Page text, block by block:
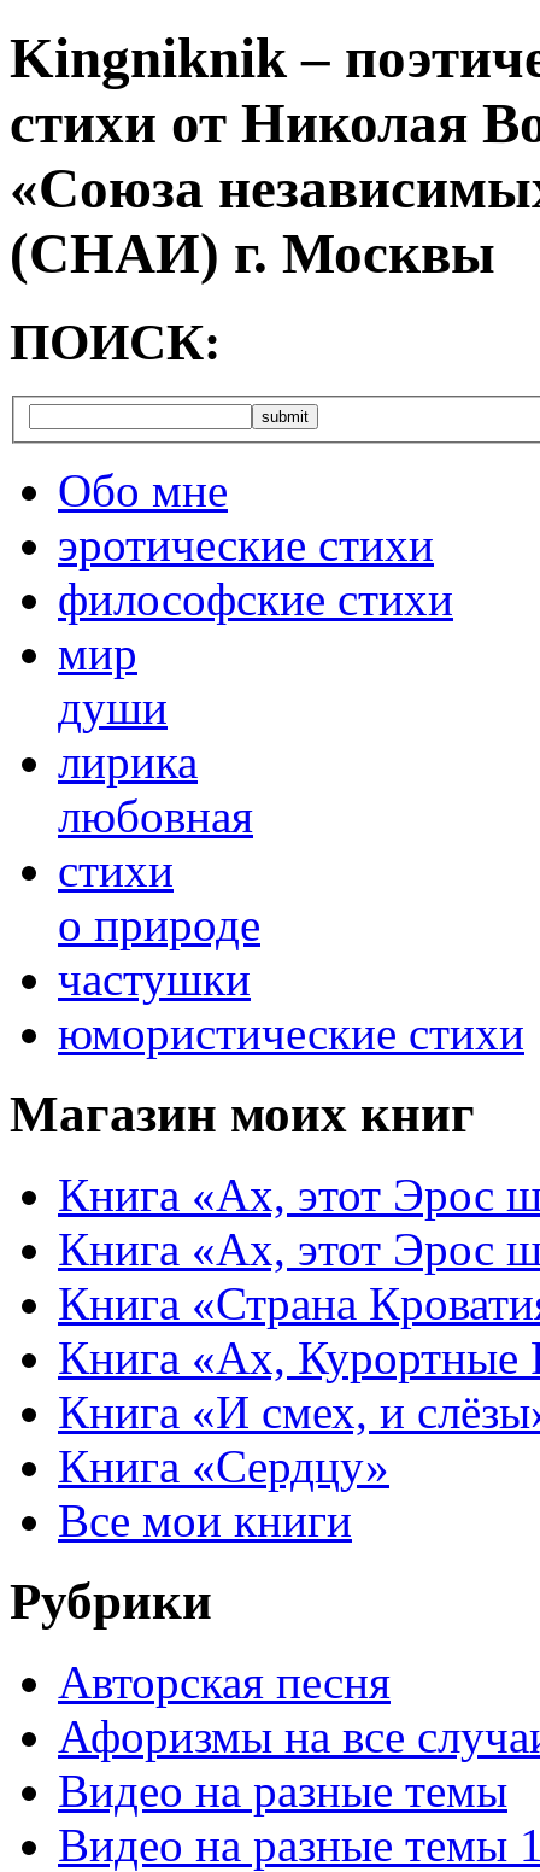
Kingniknik –
стихи от Николая
«Союза
(СНАИ) г. Москвы
ПОИСК:
Обо мне
эротические стихи
философские стихи
мир
души
лирика
любовная
cтихи
о природе
частушки
юмористические стихи
Магазин моих книг
Книга «Ах, этот Эрос
Книга «Ах, этот Эрос
Книга «Страна
Книга «Ах,
Книга «И смех, и
Книга «Сердцу»
Все мои книги
Рубрики
Авторская песня
Афоризмы на все
Видео на разные темы
Видео на разные темы